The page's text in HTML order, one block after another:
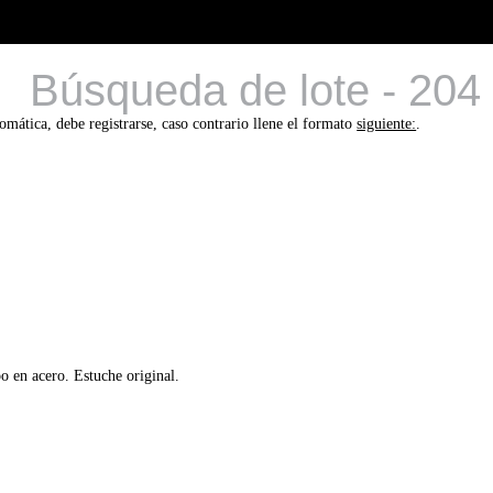
Búsqueda de lote - 204
debe registrarse, caso contrario llene el formatosiguiente:.
en acero. Estuche original.